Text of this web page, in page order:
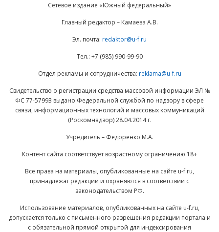
Сетевое издание «Южный федеральный»
Главный редактор – Камаева А.В.
Эл. почта: redaktor@u-f.ru
Тел.: +7 (985) 990-99-90
Отдел рекламы и сотрудничества: reklama@u-f.ru
Свидетельство о регистрации средства массовой информации ЭЛ №
ФС 77-57993 выдано Федеральной службой по надзору в сфере
связи, информационных технологий и массовых коммуникаций
(Роскомнадзор) 28.04.2014 г.
Учредитель – Федоренко М.А.
Контент сайта соответствует возрастному ограничению 18+
Все права на материалы, опубликованные на сайте u-f.ru,
принадлежат редакции и охраняются в соответствии с
законодательством РФ.
Использование материалов, опубликованных на сайте u-f.ru,
допускается только с письменного разрешения редакции портала и
с обязательной прямой открытой для индексирования